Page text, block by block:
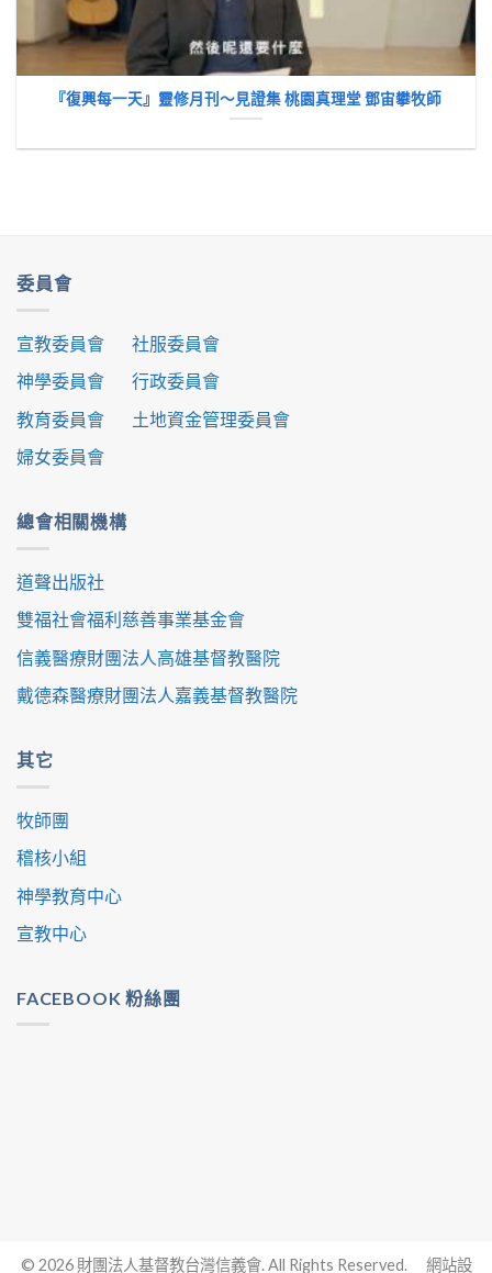
『復興每一天』靈修月刊～見證集 桃園真理堂 鄧宙攀牧師
委員會
宣教委員會
神學委員會
教育委員會
婦女委員會
社服委員會
行政委員會
土地資金管理委員會
總會相關機構
道聲出版社
雙福社會福利慈善事業基金會
信義醫療財團法人高雄基督教醫院
戴德森醫療財團法人嘉義基督教醫院
其它
牧師團
稽核小組
神學教育中心
宣教中心
FACEBOOK 粉絲團
© 2026 財團法人基督教台灣信義會. All Rights Reserved. 網站設